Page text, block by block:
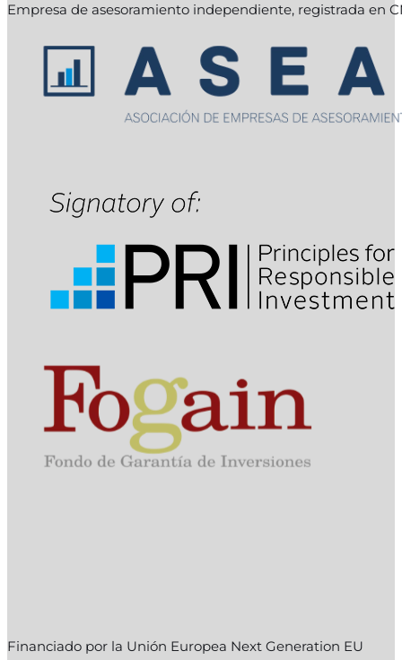
Empresa de asesoramiento independiente, registrada en
Financiado por la Unión Europea Next Generation EU